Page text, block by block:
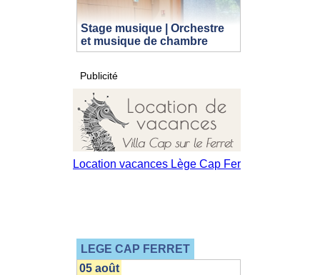
Stage musique | Orchestre
et musique de chambre
Publicité
LEGE CAP FERRET
05 août